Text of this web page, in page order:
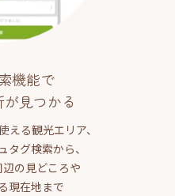
機能で
見つかる
える観光エリア、
タグ検索から、
の見どころや
現在地まで